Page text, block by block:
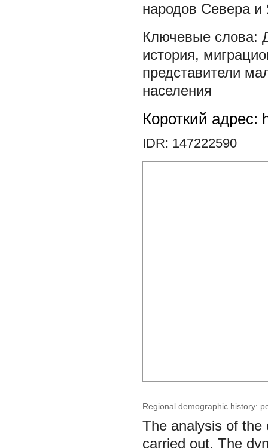
народов Севера и
история,
представители
населения
Короткий адрес:
IDR: 147222590
Regional demographic history:
The analysis of the
carried out. The